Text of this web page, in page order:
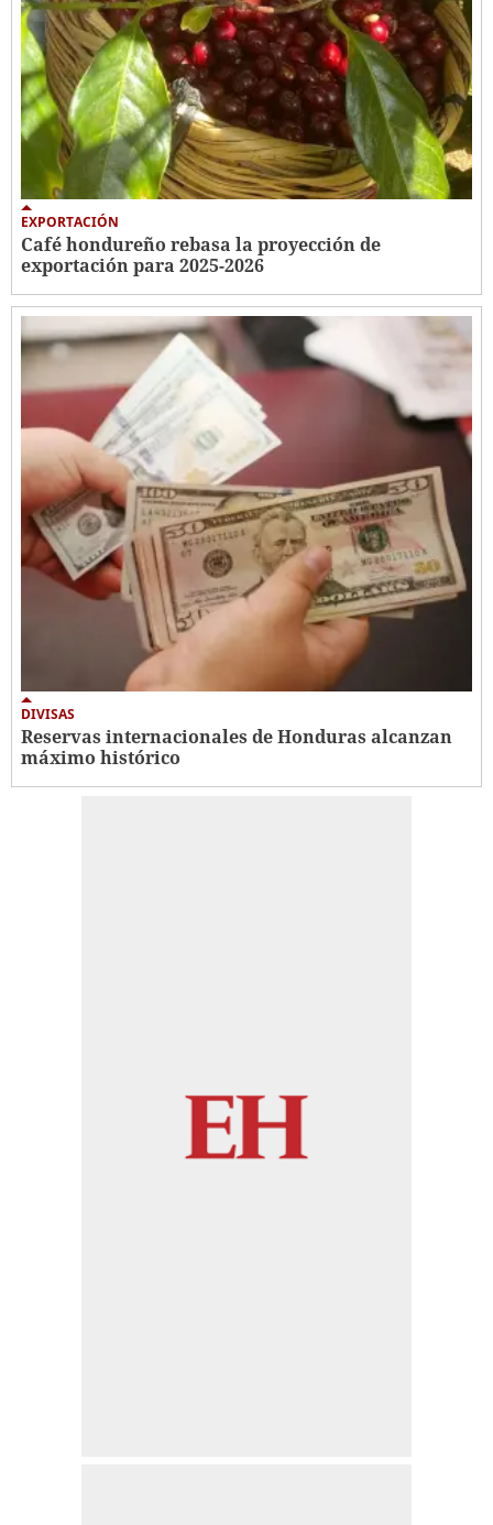
EXPORTACIÓN
Café hondureño rebasa la proyección de
exportación para 2025-2026
DIVISAS
Reservas internacionales de Honduras alcanzan
máximo histórico